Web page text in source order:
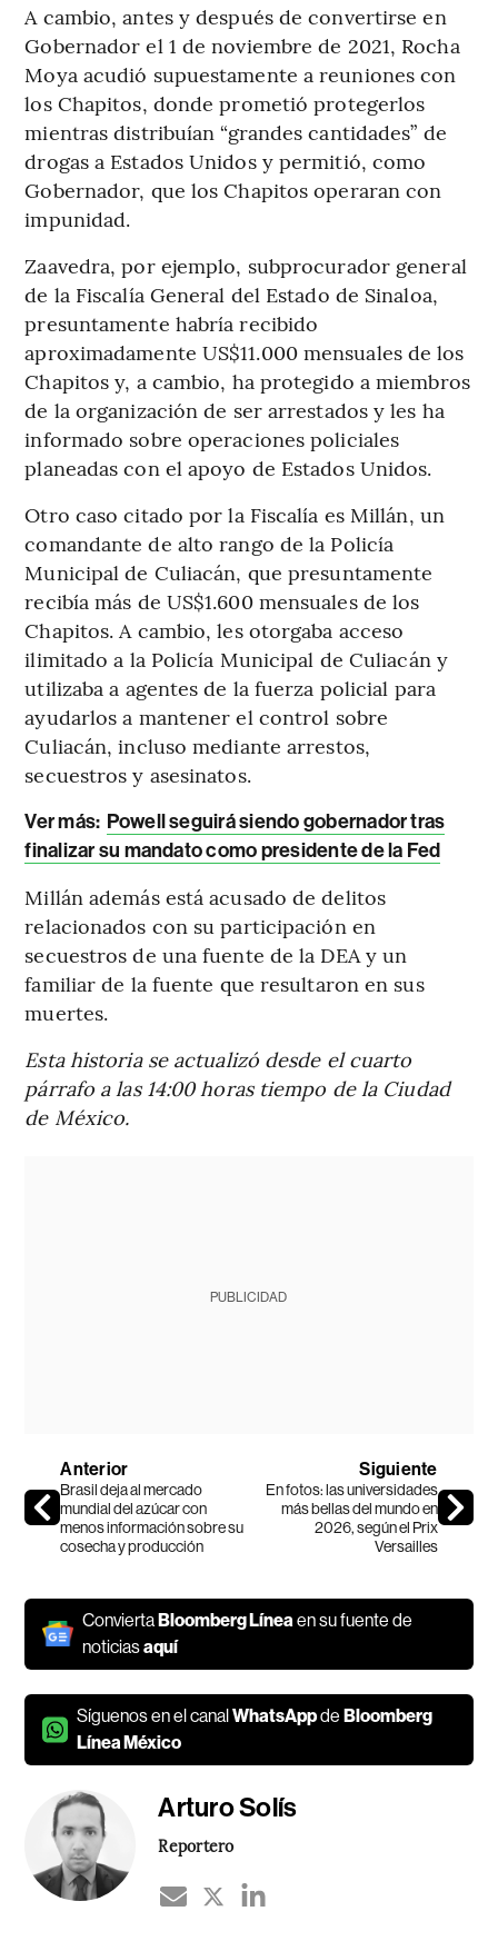
A cambio, antes y después de convertirse en
Gobernador el 1 de noviembre de 2021, Rocha
Moya acudió supuestamente a reuniones con
los Chapitos, donde prometió protegerlos
mientras distribuían “grandes cantidades” de
drogas a Estados Unidos y permitió, como
Gobernador, que los Chapitos operaran con
impunidad.
Zaavedra, por ejemplo, subprocurador general
de la Fiscalía General del Estado de Sinaloa,
presuntamente habría recibido
aproximadamente US$11.000 mensuales de los
Chapitos y, a cambio, ha protegido a miembros
de la organización de ser arrestados y les ha
informado sobre operaciones policiales
planeadas con el apoyo de Estados Unidos.
Otro caso citado por la Fiscalía es Millán, un
comandante de alto rango de la Policía
Municipal de Culiacán, que presuntamente
recibía más de US$1.600 mensuales de los
Chapitos. A cambio, les otorgaba acceso
ilimitado a la Policía Municipal de Culiacán y
utilizaba a agentes de la fuerza policial para
ayudarlos a mantener el control sobre
Culiacán, incluso mediante arrestos,
secuestros y asesinatos.
Ver más: Powell seguirá siendo gobernador tras
finalizar su mandato como presidente de la Fed
Millán además está acusado de delitos
relacionados con su participación en
secuestros de una fuente de la DEA y un
familiar de la fuente que resultaron en sus
muertes.
Esta historia se actualizó desde el cuarto
párrafo a las 14:00 horas tiempo de la Ciudad
de México.
PUBLICIDAD
Anterior
Brasil deja al mercado
mundial del azúcar con
menos información sobre su
cosecha y producción
Siguiente
En fotos: las universidades
más bellas del mundo en
2026, según el Prix
Versailles
ConviertaBloomberg Línea en su fuente de
noticiasaquí
Síguenos en el canalWhatsAppdeBloomberg
Línea México
Arturo Solís
Reportero